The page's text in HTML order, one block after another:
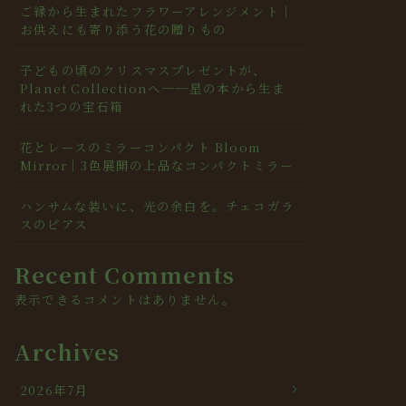
ご縁から生まれたフラワーアレンジメント｜
お供えにも寄り添う花の贈りもの
子どもの頃のクリスマスプレゼントが、
Planet Collectionへ──星の本から生ま
れた3つの宝石箱
花とレースのミラーコンパクト Bloom
Mirror｜3色展開の上品なコンパクトミラー
ハンサムな装いに、光の余白を。チェコガラ
スのピアス
Recent Comments
表示できるコメントはありません。
Archives
2026年7月